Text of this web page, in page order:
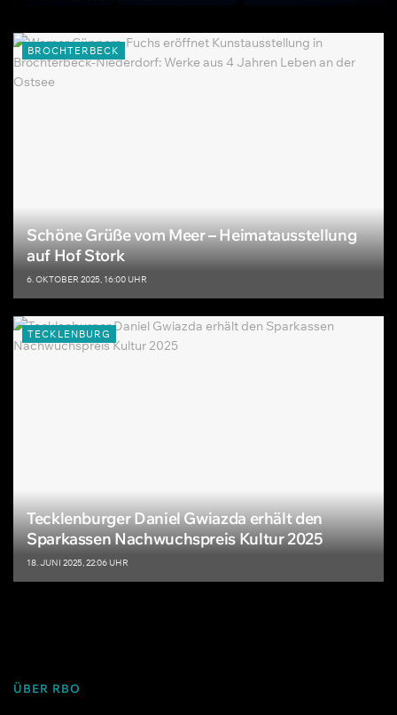
BROCHTERBECK
Schöne Grüße vom Meer – Heimatausstellung
auf Hof Stork
6. OKTOBER 2025, 16:00 UHR
TECKLENBURG
Tecklenburger Daniel Gwiazda erhält den
Sparkassen Nachwuchspreis Kultur 2025
18. JUNI 2025, 22:06 UHR
ÜBER RBO